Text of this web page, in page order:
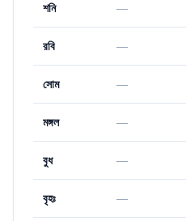
শনি —
রবি —
সোম —
মঙ্গল —
বুধ —
বৃহঃ —